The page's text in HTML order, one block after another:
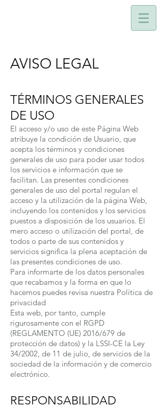
AVISO LEGAL
TÉRMINOS GENERALES
DE USO
El acceso y/o uso de este Página Web
atribuye la condición de Usuario, que
acepta los términos y condiciones
generales de uso para poder usar todos
los servicios e información que se
facilitan. Las presentes condiciones
generales de uso del portal regulan el
acceso y la utilización de la página Web,
incluyendo los contenidos y los servicios
puestos a disposición de los usuarios. El
mero acceso o utilización del portal, de
todos o parte de sus contenidos y
servicios significa la plena aceptación de
las presentes condiciones de uso.
Para informarte de los datos personales
que recabamos y la forma en que lo
hacemos puedes revisa nuestra Política de
privacidad
Esta web, por tanto, cumple
rigurosamente con el RGPD
(REGLAMENTO (UE) 2016/679 de
protección de datos) y la LSSI-CE la Ley
34/2002, de 11 de julio, de servicios de la
sociedad de la información y de comercio
electrónico.
RESPONSABILIDAD